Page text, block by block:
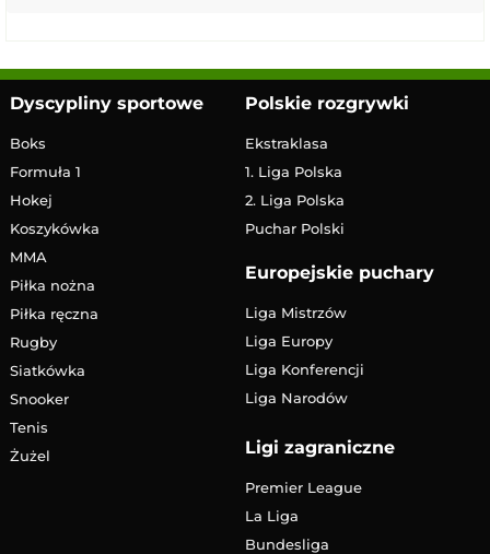
Dyscypliny sportowe
Boks
Formuła 1
Hokej
Koszykówka
MMA
Piłka nożna
Piłka ręczna
Rugby
Siatkówka
Snooker
Tenis
Żużel
Polskie rozgrywki
Ekstraklasa
1. Liga Polska
2. Liga Polska
Puchar Polski
Europejskie puchary
Liga Mistrzów
Liga Europy
Liga Konferencji
Liga Narodów
Ligi zagraniczne
Premier League
La Liga
Bundesliga